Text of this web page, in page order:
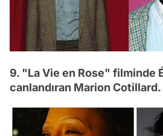
9. "La Vie en Rose" filminde
canlandıran Marion Cotillard.